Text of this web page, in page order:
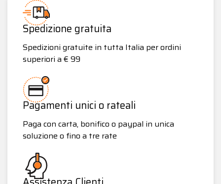
Spedizione gratuita
Spedizioni gratuite in tutta Italia per ordini
superiori a € 99
Pagamenti unici o rateali
Paga con carta, bonifico o paypal in unica
soluzione o fino a tre rate